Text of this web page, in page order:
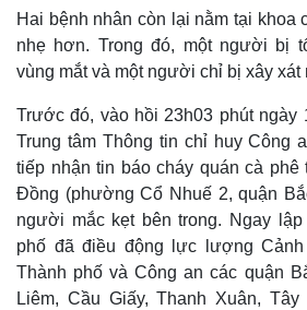
Hai bệnh nhân còn lại nằm tại khoa
nhẹ hơn. Trong đó, một người bị
vùng mắt và một người chỉ bị xây xát
Trước đó, vào hồi 23h03 phút ngày
Trung tâm Thông tin chỉ huy Công
tiếp nhận tin báo cháy quán cà phê
Đồng (phường Cổ Nhuế 2, quận
người mắc kẹt bên trong. Ngay
phố đã điều động lực lượng
Thành phố và Công an các quận
Liêm, Cầu Giấy, Thanh Xuân,